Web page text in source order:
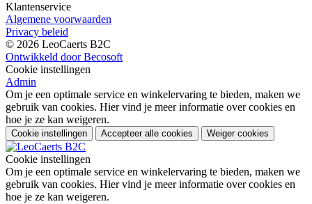
Klantenservice
Algemene voorwaarden
Privacy beleid
© 2026 LeoCaerts B2C
Ontwikkeld door Becosoft
Cookie instellingen
Admin
Om je een optimale service en winkelervaring te bieden, maken we
gebruik van cookies. Hier vind je meer informatie over cookies en
hoe je ze kan weigeren.
Cookie instellingen Accepteer alle cookies Weiger cookies
Cookie instellingen
Om je een optimale service en winkelervaring te bieden, maken we
gebruik van cookies. Hier vind je meer informatie over cookies en
hoe je ze kan weigeren.